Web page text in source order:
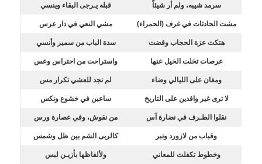
سرمد شيبه، ولم أر شيئاً قبله يـرجى البقاء وينسي
مشت الحادثات في غرف (الحمراء) مشي النعي في دار عرس
هتكت عزة الحجاب وفضت سدة الباب من سمير وأنسي
عرصات تخلت الخيل عنها واستراحت من احتراس وعس
ومغان على الليالي وضاء لم تجد للعشي تكرار مس
لا ترى غير وافدين على التاريخ ساعين في خشوع ونكس
نقلوا الطـرف في نضارة آس من نقوش، وفي عصارة ورس
وقباب من لازورد وتبر كالربى الشم بين ظل وشمس
وخطوط تكفلت للمعاني ولألفاظها بأزيـن لبس